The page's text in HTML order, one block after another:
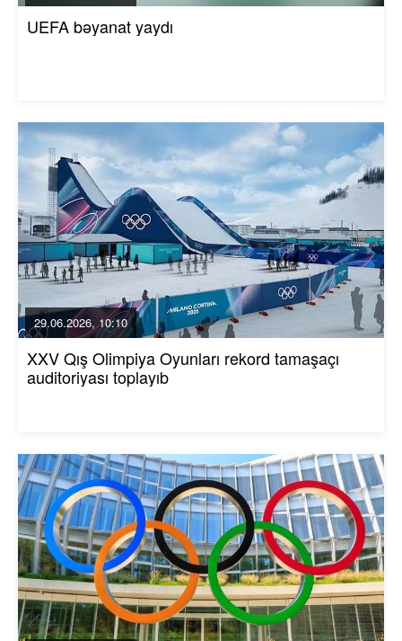
UEFA bəyanat yaydı
29.06.2026, 10:10
XXV Qış Olimpiya Oyunları rekord tamaşaçı
auditoriyası toplayıb